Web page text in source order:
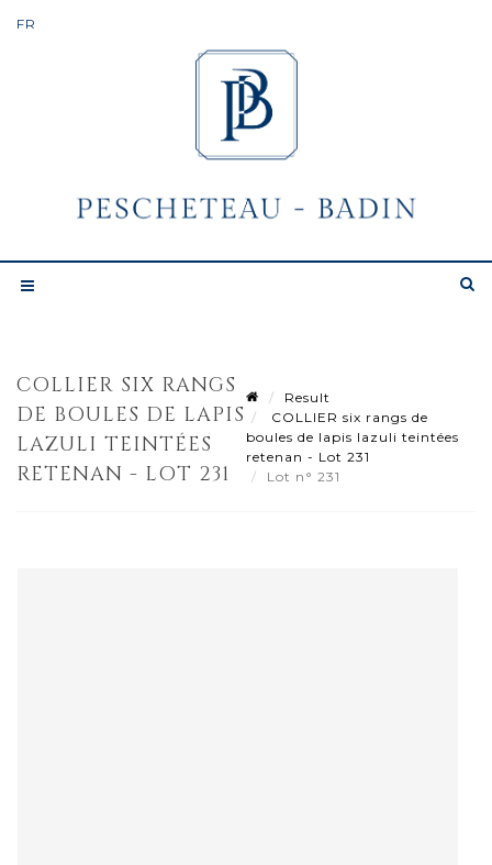
COLLIER SIX RANGS
DE BOULES DE LAPIS
LAZULI TEINTÉES
RETENAN - LOT 231
Result
COLLIER six rangs de
boules de lapis lazuli teintées
retenan - Lot 231
Lot n° 231